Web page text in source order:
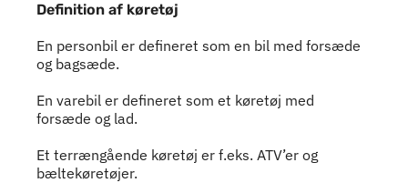
Definition af køretøj
Definition af køretøj
En personbil er defineret som en bil med forsæde
og bagsæde.
En varebil er defineret som et køretøj med
forsæde og lad.
Et terrængående køretøj er f.eks. ATV’er og
bæltekøretøjer.